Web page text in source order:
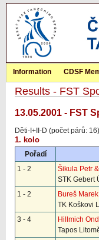
Information CDSF
Results - FST
13.05.2001 - FST
Děti-I+II-D (počet párů:
1. kolo
Pořadí
1 - 2
Šikula Petr
STK Gebert
1 - 2
Bureš
TK Koškovi
3 - 4
Hillmich
Tapos